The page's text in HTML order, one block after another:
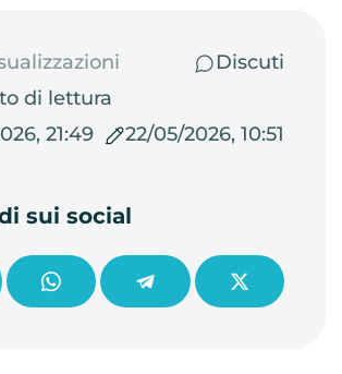
Discuti
di lettura
21:49
22/05/2026, 10:51
sui social